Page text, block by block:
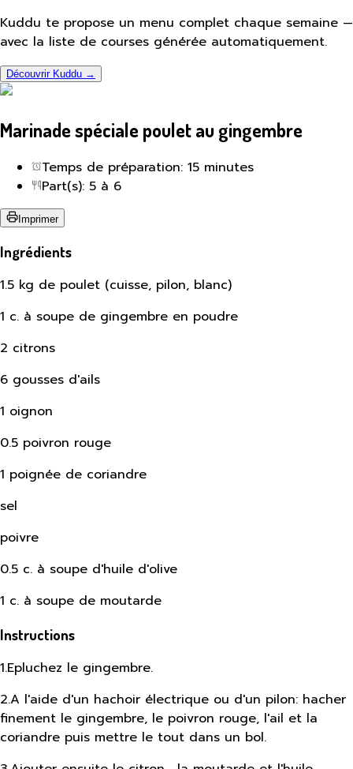
Kuddu te propose un menu complet chaque semaine —
avec la liste de courses générée automatiquement.
Découvrir Kuddu →
Marinade spéciale poulet au gingembre
Temps de préparation: 15 minutes
Part(s): 5 à 6
Imprimer
Ingrédients
1.5 kg de poulet (cuisse, pilon, blanc)
1 c. à soupe de gingembre en poudre
2 citrons
6 gousses d'ails
1 oignon
0.5 poivron rouge
1 poignée de coriandre
sel
poivre
0.5 c. à soupe d'huile d'olive
1 c. à soupe de moutarde
Instructions
1.Epluchez le gingembre.
2.A l'aide d'un hachoir électrique ou d'un pilon: hacher
finement le gingembre, le poivron rouge, l'ail et la
coriandre puis mettre le tout dans un bol.